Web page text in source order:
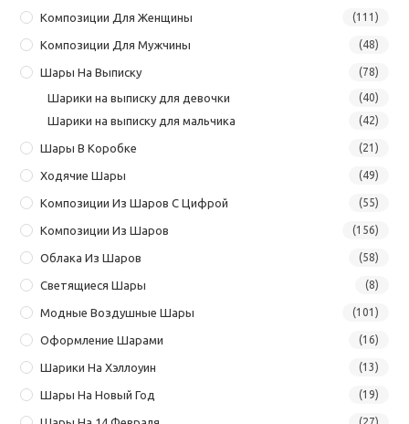
Композиции Для Женщины (111)
Композиции Для Мужчины (48)
Шары На Выписку (78)
Шарики на выписку для девочки (40)
Шарики на выписку для мальчика (42)
Шары В Коробке (21)
Ходячие Шары (49)
Композиции Из Шаров С Цифрой (55)
Композиции Из Шаров (156)
Облака Из Шаров (58)
Светящиеся Шары (8)
Модные Воздушные Шары (101)
Оформление Шарами (16)
Шарики На Хэллоуин (13)
Шары На Новый Год (19)